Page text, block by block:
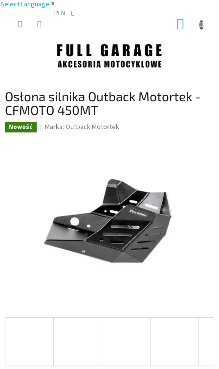
Select Language ▼
PLN
Osłona silnika Outback Motortek -
CFMOTO 450MT
Nowość Marka: Outback Motortek